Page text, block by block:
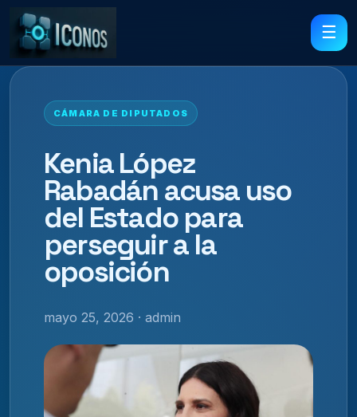
☰
CÁMARA DE DIPUTADOS
Kenia López
Rabadán acusa uso
del Estado para
perseguir a la
oposición
mayo 25, 2026 · admin